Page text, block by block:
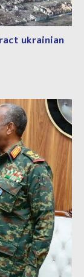
ukrainian